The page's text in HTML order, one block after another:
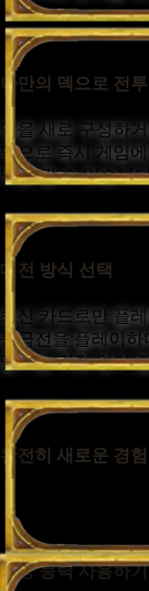
나만의 덱으로 전투
덱을 새로 구성하
덱으로 즉시 게임
덱을 짤 수 있습니
대전 방식 선택
최신 카드로만 플
등급전을 플레이하
떨어질 걱정 없이
완전히 새로운 경험
하수인, 주문, 무기
영웅 능력 사용하기